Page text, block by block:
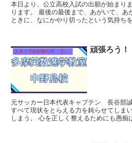
本日より、公立高校入試の出願が始まりました。 最後
ります。 最後の最後まで、あがいて、あがいて、合格を勝ち取った
ときに、なにかやり切ったという気持ち
頑張ろう！
元サッカー日本代表キャプテン 長谷部誠さんの
すべて現状をとらえる力を鈍らせてしま
しまう。 心を正しく整えるためにも愚痴は必要な